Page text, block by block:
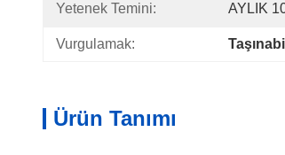
Yetenek Temini: AYLIK
Vurgulamak:
Ürün Tanımı